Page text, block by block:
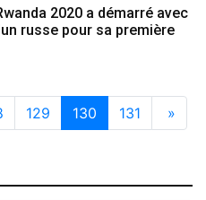
2020 a démarré avec
russe pour sa première
129 130 131 »